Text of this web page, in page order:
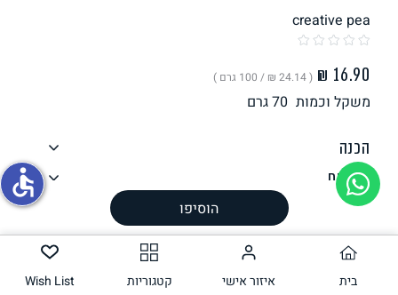
creative pea
( ‏24.14 ₪ / 100 גרם )
משקל וכמות גרם
הכנה
רכיבים
ערך תזונתי
אלרגנים
עשוי להכיל
הוסיפו
בית איזור אישי קטגוריות Wish List
accessible